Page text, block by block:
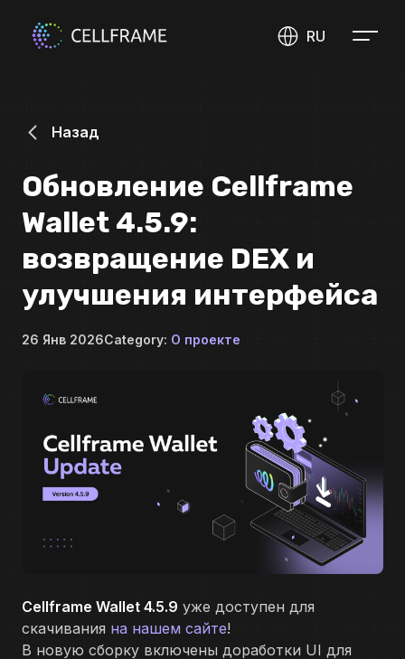
RU
Назад
Обновление Cellframe
Wallet 4.5.9:
возвращение DEX и
улучшения интерфейса
26 Янв 2026Category: О проекте
Cellframe Wallet 4.5.9 уже доступен для
скачивания на нашем сайте!
В новую сборку включены доработки UI для